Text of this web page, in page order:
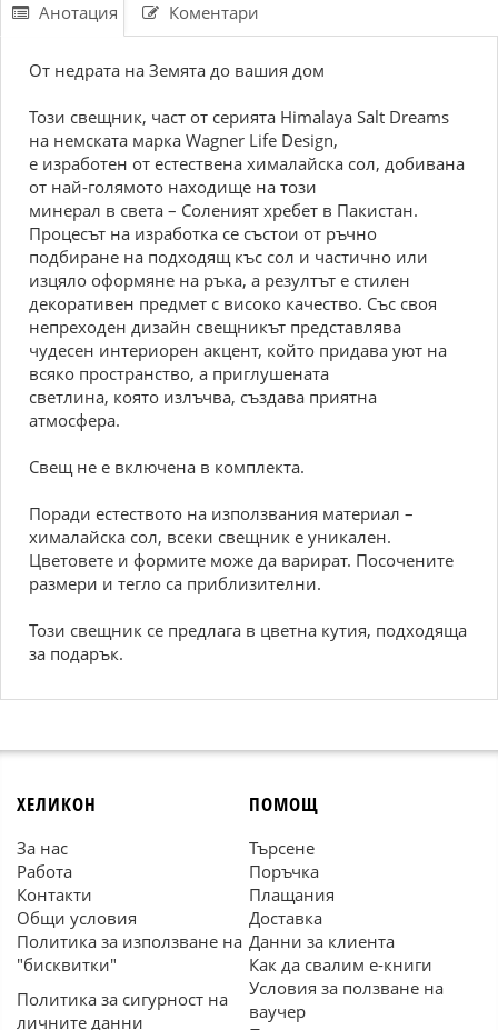
Анотация Коментари
От недрата на Земята до вашия дом
Този свещник, част от серията Himalaya Salt Dreams
на немската марка Wagner Life Design,
е изработен от естествена хималайска сол, добивана
от най-голямото находище на този
минерал в света – Соленият хребет в Пакистан.
Процесът на изработка се състои от ръчно
подбиране на подходящ къс сол и частично или
изцяло оформяне на ръка, а резултът е стилен
декоративен предмет с високо качество. Със своя
непреходен дизайн свещникът представлява
чудесен интериорен акцент, който придава уют на
всяко пространство, а приглушената
светлина, която излъчва, създава приятна
атмосфера.
Свещ не е включена в комплекта.
Поради естеството на използвания материал –
хималайска сол, всеки свещник е уникален.
Цветовете и формите може да варират. Посочените
размери и тегло са приблизителни.
Този свещник се предлага в цветна кутия, подходяща
за подарък.
ХЕЛИКОН
За нас
Работа
Контакти
Общи условия
Политика за използване на
"бисквитки"
Политика за сигурност на
личните данни
ПОМОЩ
Търсене
Поръчка
Плащания
Доставка
Данни за клиента
Как да свалим е-книги
Условия за ползване на
ваучер